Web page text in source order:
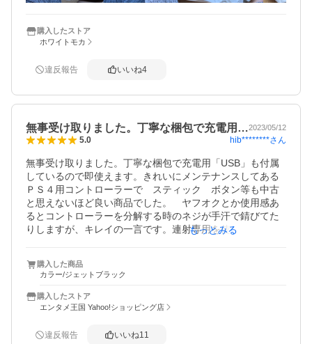
プチが無いのが淋しいが、紙なので環境配慮は多分GOOD
イズの段ボールで梱包して配送でしてました。配送は早い
し、プチプチの代わりに厚紙で代用してるあたり環境にも
う前に満充電したぐらいです。文句無しの買い物でした。
購入したストア
ホワイトモカ
違反報告 いいね4
無事受け取りました。丁寧な梱包で充電用…2023/05/12
5.0 hib********さん
無事受け取りました。丁寧な梱包で充電用「USB」も付属
しているので即使えます。きれいにメンテナンスしてある
ＰＳ４用コントローラーで　スティック　ボタン等も中古
と思えないほど良い商品でした。　ヤフオクとか使用感あ
るとコントローラーを分解する時のネジが手汗で錆びてた
りしますが、キレイの一言です。連射専用を使用してたの
じゃないと反応しなかったら困りますから「USB」付属は
必須条件でした。１ヶ月くらい使えればと思ってました
が、充電も問題ないので長く愛用できそうです。　潔癖症
の方はアルコールで表面拭くだけで十分なほどキレイに清
は生産終了してるので予備でも良いと思います。　良い取
もっとみる
購入した商品
カラー/ジェットブラック
購入したストア
エンタメ王国 Yahoo!ショッピング店
違反報告 いいね11